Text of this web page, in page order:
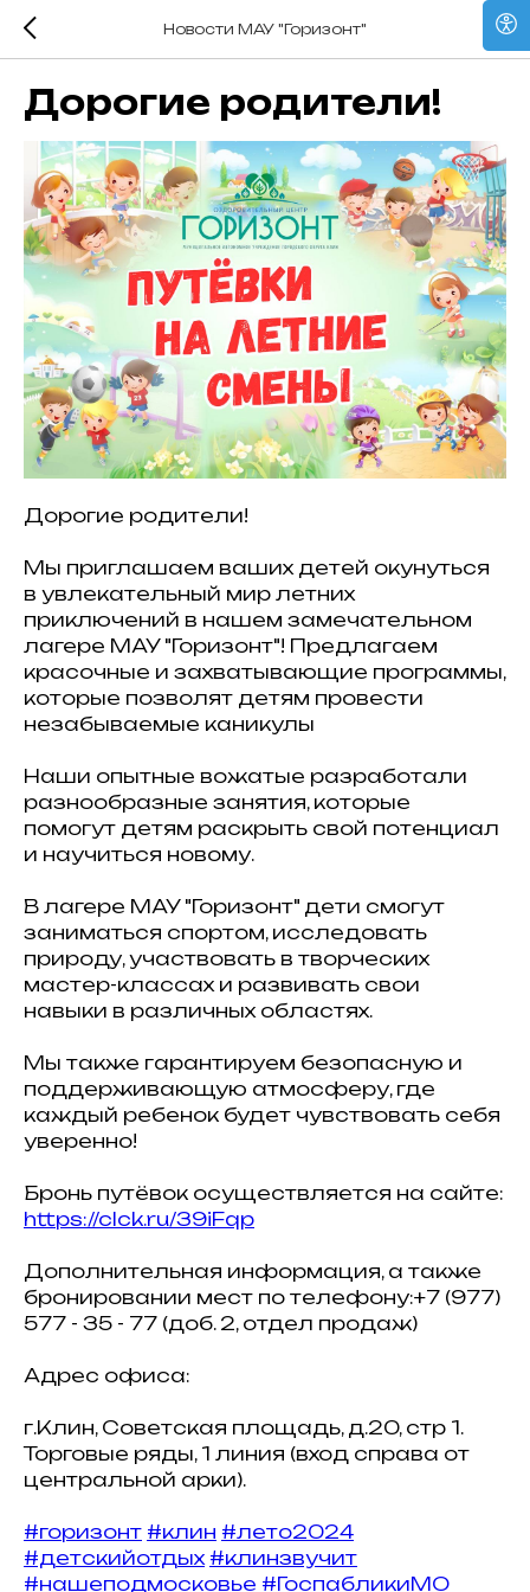
Новости МАУ "Горизонт"
Дорогие родители!
Дорогие родители!
Мы приглашаем ваших детей окунуться
в увлекательный мир летних
приключений в нашем замечательном
лагере МАУ "Горизонт"! Предлагаем
красочные и захватывающие программы,
которые позволят детям провести
незабываемые каникулы
Наши опытные вожатые разработали
разнообразные занятия, которые
помогут детям раскрыть свой потенциал
и научиться новому.
В лагере МАУ "Горизонт" дети смогут
заниматься спортом, исследовать
природу, участвовать в творческих
мастер-классах и развивать свои
навыки в различных областях.
Мы также гарантируем безопасную и
поддерживающую атмосферу, где
каждый ребенок будет чувствовать себя
уверенно!
Бронь путёвок осуществляется на сайте:
https://clck.ru/39iFqp
Дополнительная информация, а также
бронировании мест по телефону:+7 (977)
577 - 35 - 77 (доб. 2, отдел продаж)
Адрес офиса:
г.Клин, Советская площадь, д.20, стр 1.
Торговые ряды, 1 линия (вход справа от
центральной арки).
#горизонт #клин #лето2024
#детскийотдых #клинзвучит
#нашеподмосковье #ГоспабликиМО